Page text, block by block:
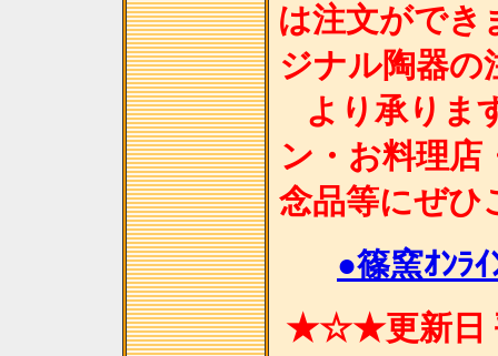
は注文ができ
ジナル陶器の
より承りま
ン・お料理店
念品等にぜひ
●篠窯ｵﾝﾗｲ
★☆★更新日